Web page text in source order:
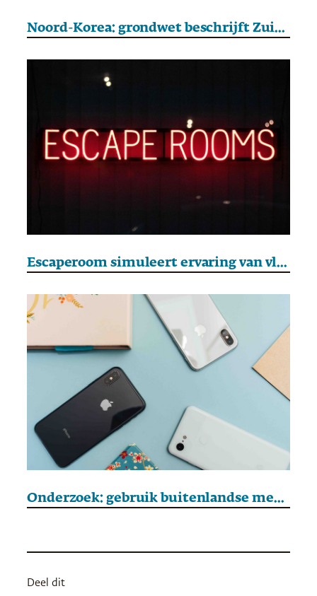
Noord-Korea: grondwet beschrijft Zuid-Korea nu als een ‘vijandige staat’
Escaperoom simuleert ervaring van vluchten uit Noord-Korea
Onderzoek: gebruik buitenlandse media onder Noord-Koreanen afgelopen 10 jaar toegenomen
Deel dit